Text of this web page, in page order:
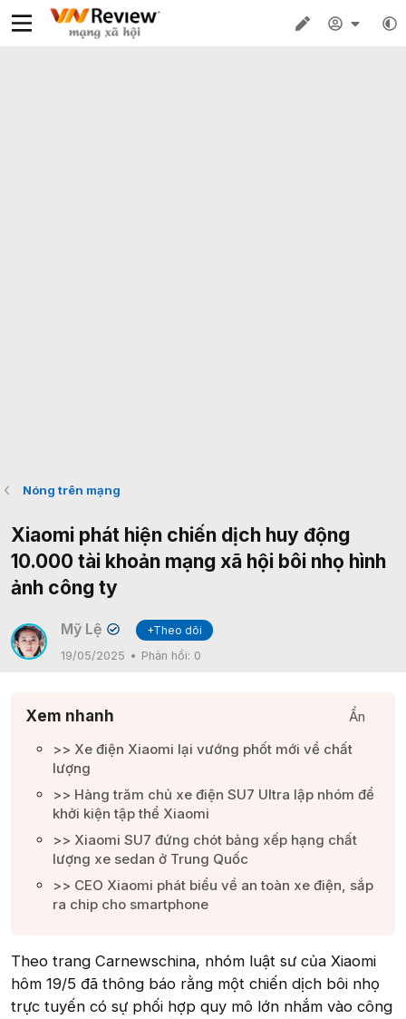
Nóng trên mạng
Xiaomi phát hiện chiến dịch huy động
10.000 tài khoản mạng xã hội bôi nhọ hình
ảnh công ty
Mỹ Lệ ✔
+Theo dõi
19/05/2025
Phản hồi: 0
Xem nhanh
Ẩn
>> Xe điện Xiaomi lại vướng phốt mới về chất
lượng​
>> Hàng trăm chủ xe điện SU7 Ultra lập nhóm để
khởi kiện tập thể Xiaomi​
>> Xiaomi SU7 đứng chót bảng xếp hạng chất
lượng xe sedan ở Trung Quốc​
>> CEO Xiaomi phát biểu về an toàn xe điện, sắp
ra chip cho smartphone​
Theo trang Carnewschina, nhóm luật sư của Xiaomi
hôm 19/5 đã thông báo rằng một chiến dịch bôi nhọ
trực tuyến có sự phối hợp quy mô lớn nhắm vào công